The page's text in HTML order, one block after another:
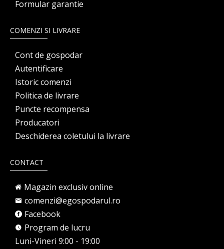
Formular garantie
COMENZI SI LIVRARE
Cont de gospodar
Autentificare
Istoric comenzi
Politica de livrare
Puncte recompensa
Producatori
Deschiderea coletului la livrare
CONTACT
Magazin exclusiv online
comenzi@egospodarul.ro
Facebook
Program de lucru
Luni-Vineri 9:00 - 19:00